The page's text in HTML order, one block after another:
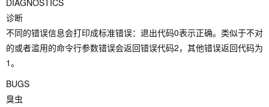
DIAGNOSTICS
诊断
不同的错误信息会打印成标准错误：退出代码0表示正确。类似于不对
的或者滥用的命令行参数错误会返回错误代码2，其他错误返回代码为
1。
BUGS
臭虫